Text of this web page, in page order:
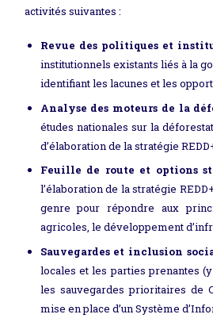
activités suivantes :
Revue des politiques et
institutionnels existants liés à la
identifiant les lacunes et les
Analyse des moteurs de la
études nationales sur la
d’élaboration de la stratégie
Feuille de route et options
l’élaboration de la stratégie
genre pour répondre aux
agricoles, le développement
Sauvegardes et inclusion
locales et les parties prenantes
les sauvegardes prioritaires de
mise en place d’un Système